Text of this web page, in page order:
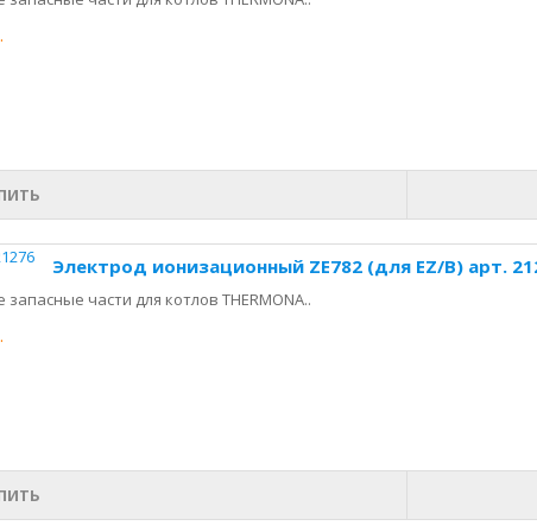
Электрод ионизационный ZE782 (для EZ/B) арт.
части для котлов THERMONA..